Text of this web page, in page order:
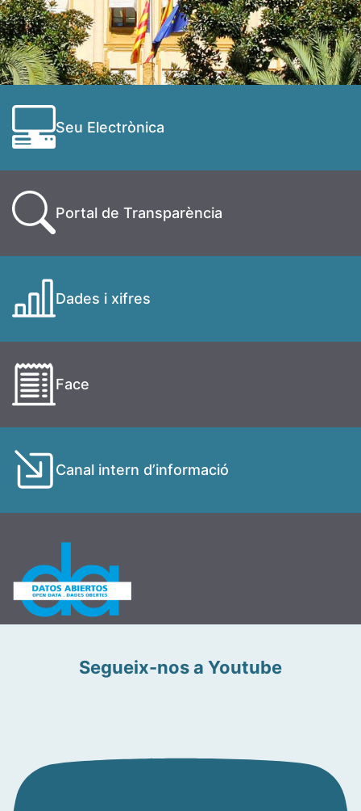
Seu Electrònica
Portal de Transparència
Dades i xifres
Face
Canal intern d’informació
Segueix-nos a Youtube